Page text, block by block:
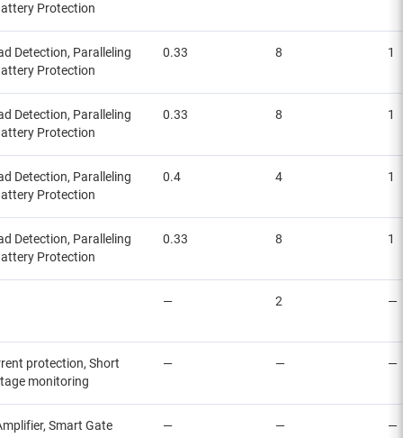
Protection
Detection, Paralleling
Protection
0.33 8 1
Detection, Paralleling
Protection
0.33 8 1
Detection, Paralleling
Protection
0.4 4 1
Detection, Paralleling
Protection
0.33 8 1
— 2 —
protection, Short
monitoring
— — —
Smart Gate
— — —